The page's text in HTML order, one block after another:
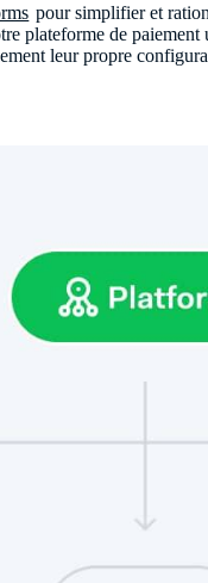
pour simplifier et
plateforme de
leur propre